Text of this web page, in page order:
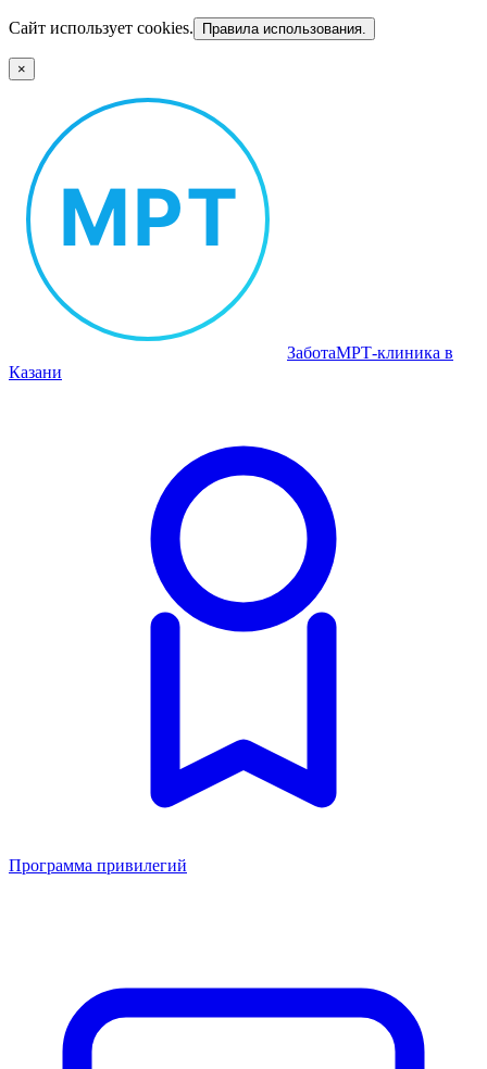
Сайт использует cookies. Правила использования.
×
ЗаботаМРТ‑клиника в
Казани
Программа привилегий